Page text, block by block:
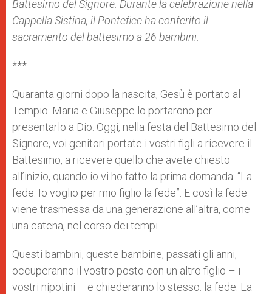
Battesimo del Signore. Durante la celebrazione nella
Cappella Sistina, il Pontefice ha conferito il
sacramento del battesimo a 26 bambini.
***
Quaranta giorni dopo la nascita, Gesù è portato al
Tempio. Maria e Giuseppe lo portarono per
presentarlo a Dio. Oggi, nella festa del Battesimo del
Signore, voi genitori portate i vostri figli a ricevere il
Battesimo, a ricevere quello che avete chiesto
all’inizio, quando io vi ho fatto la prima domanda: “La
fede. Io voglio per mio figlio la fede”. E così la fede
viene trasmessa da una generazione all’altra, come
una catena, nel corso dei tempi.
Questi bambini, queste bambine, passati gli anni,
occuperanno il vostro posto con un altro figlio – i
vostri nipotini – e chiederanno lo stesso: la fede. La